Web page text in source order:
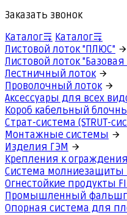
Заказать звонок
Каталог
Каталог
Листовой лоток "ПЛЮС"
Листовой лоток "Базовая
Лестничный лоток
Проволочный лоток
Аксессуары для всех
Короб кабельный
Страт-система (STRUT-
Монтажные системы
Изделия ГЭМ
Крепления к
Система молниезащиты
Огнестойкие продукты
Промышленный фальшпол
Опорная система для